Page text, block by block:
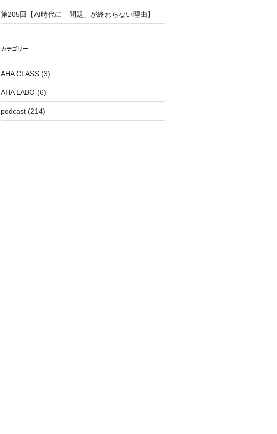
第205回【AI時代に「問題」が終わらない理由】
カテゴリー
AHA CLASS(3)
AHA LABO(6)
podcast(214)